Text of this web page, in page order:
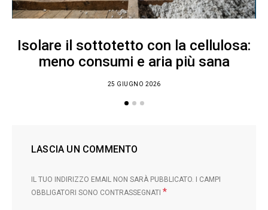
Isolare il sottotetto con la cellulosa:
meno consumi e aria più sana
25 GIUGNO 2026
LASCIA UN COMMENTO
IL TUO INDIRIZZO EMAIL NON SARÀ PUBBLICATO.
I CAMPI
OBBLIGATORI SONO CONTRASSEGNATI *